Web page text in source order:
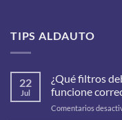
TIPS ALDAUTO
22
Jul
¿Qué filtros
funcione
Comentarios